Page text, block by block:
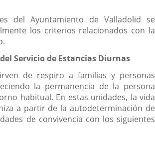
del Ayuntamiento de Valladolid se
los criterios relacionados con la
Servicio de Estancias Diurnas
de respiro a familias y personas
la permanencia de la persona
habitual. En estas unidades, la vida
a partir de la autodeterminación de
de convivencia con los siguientes